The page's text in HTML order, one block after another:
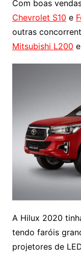
Com boas
Chevrolet S10 e
outras
Mitsubishi L200 e
A Hilux 2020
tendo faróis
projetores de